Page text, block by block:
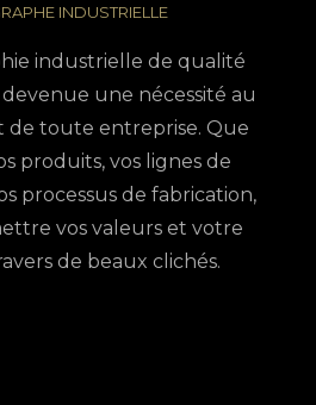
INDUSTRIELLE
industrielle de qualité
devenue une nécessité au
de toute entreprise. Que
produits, vos lignes de
processus de fabrication,
vos valeurs et votre
de beaux clichés.